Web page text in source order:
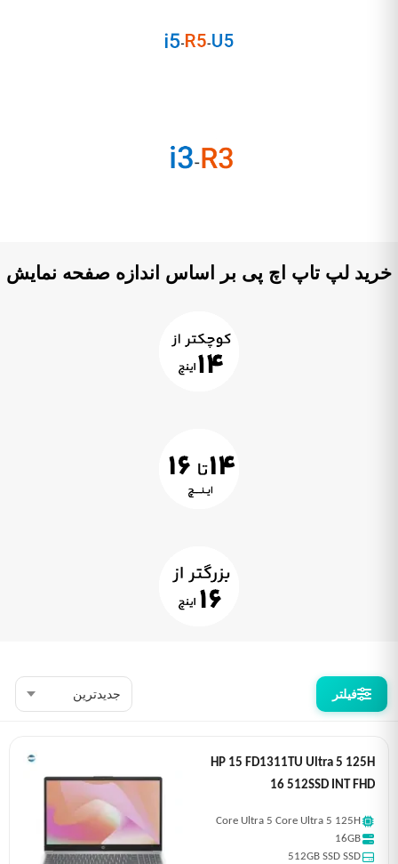
لپ تاپ اچ پی بر اساس اندازه صفحه نمایش
فیلتر
HP 15 FD1311TU Ultra 5 125H
16 512SSD INT FHD
Core Ultra 5 Core Ultra 5 125H
16GB
512GB SSD SSD